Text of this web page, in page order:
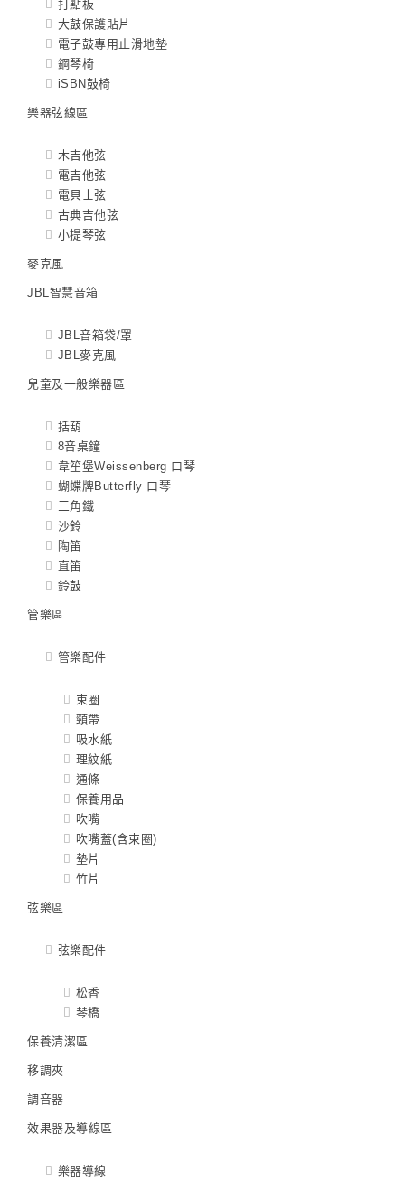
打點板
大鼓保護貼片
電子鼓專用止滑地墊
鋼琴椅
iSBN鼓椅
樂器弦線區
木吉他弦
電吉他弦
電貝士弦
古典吉他弦
小提琴弦
麥克風
JBL智慧音箱
JBL音箱袋/罩
JBL麥克風
兒童及一般樂器區
括葫
8音桌鐘
韋笙堡Weissenberg 口琴
蝴蝶牌Butterfly 口琴
三角鐵
沙鈴
陶笛
直笛
鈴鼓
管樂區
管樂配件
束圈
頸帶
吸水紙
理紋紙
通條
保養用品
吹嘴
吹嘴蓋(含束圈)
墊片
竹片
弦樂區
弦樂配件
松香
琴橋
保養清潔區
移調夾
調音器
效果器及導線區
樂器導線